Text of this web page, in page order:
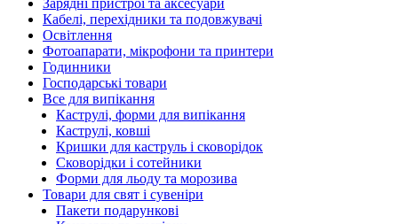
Зарядні пристрої та аксесуари
Кабелі, перехідники та подовжувачі
Освітлення
Фотоапарати, мікрофони та принтери
Годинники
Господарські товари
Все для випікання
Каструлі, форми для випікання
Каструлі, ковші
Кришки для каструль і сковорідок
Сковорідки і сотейники
Форми для льоду та морозива
Товари для свят і сувеніри
Пакети подарункові